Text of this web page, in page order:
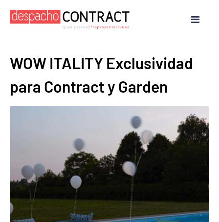
WOW ITALITY Exclusividad
para Contract y Garden